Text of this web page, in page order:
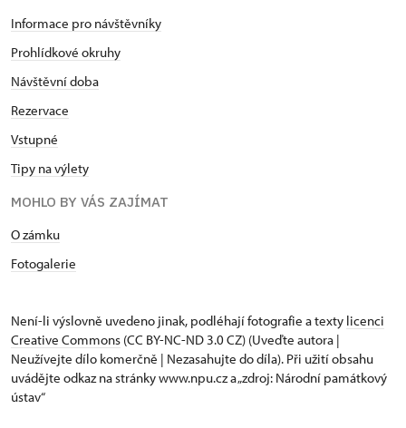
Informace pro návštěvníky
Prohlídkové okruhy
Návštěvní doba
Rezervace
Vstupné
Tipy na výlety
MOHLO BY VÁS ZAJÍMAT
O zámku
Fotogalerie
Není-li výslovně uvedeno jinak, podléhají fotografie a texty licenci
Creative Commons (CC BY-NC-ND 3.0 CZ) (Uveďte autora |
Neužívejte dílo komerčně | Nezasahujte do díla). Při užití obsahu
uvádějte odkaz na stránky www.npu.cz a „zdroj: Národní památkový
ústav“